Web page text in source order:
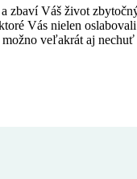
zbaví Váš život
Vás nielen oslabovali
veľakrát aj